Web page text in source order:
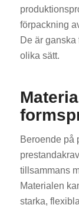
förpackning
De är
olika sätt.
Beroende på
tillsammans
Materialen
starka,